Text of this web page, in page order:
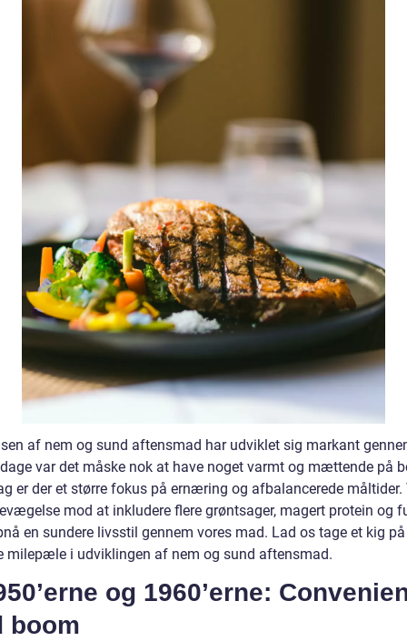
af nem og sund aftensmad har udviklet sig markant
var det måske nok at have noget varmt og mættende på
er der et større fokus på ernæring og afbalancerede måltider.
mod at inkludere flere grøntsager, magert protein og
en sundere livsstil gennem vores mad. Lad os tage et kig
milepæle i udviklingen af nem og sund aftensmad.
og 1960’erne:
boom